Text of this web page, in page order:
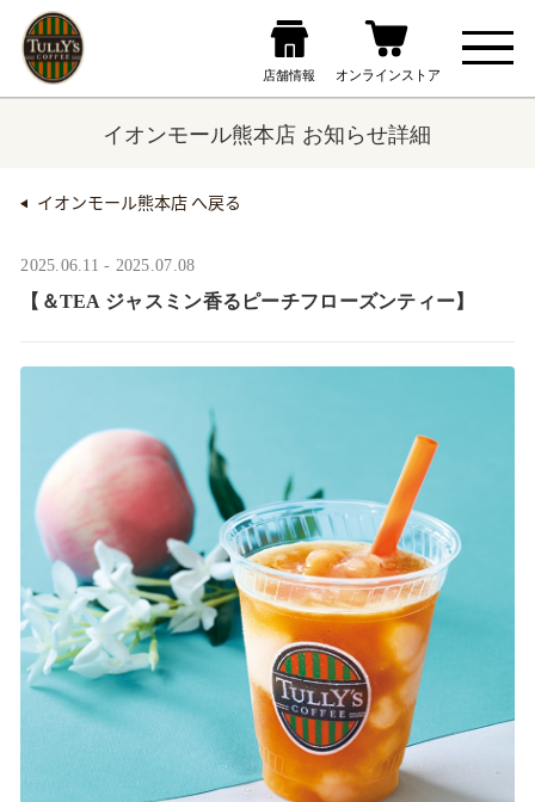
イオンモール熊本店 お知らせ詳細
イオンモール熊本店 へ戻る
2025.06.11 - 2025.07.08
【＆TEA ジャスミン香るピーチフローズンティー】